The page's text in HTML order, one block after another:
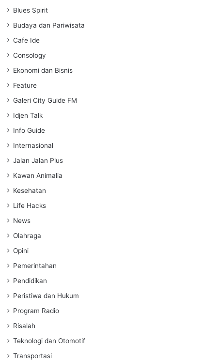
Blues Spirit
Budaya dan Pariwisata
Cafe Ide
Consology
Ekonomi dan Bisnis
Feature
Galeri City Guide FM
Idjen Talk
Info Guide
Internasional
Jalan Jalan Plus
Kawan Animalia
Kesehatan
Life Hacks
News
Olahraga
Opini
Pemerintahan
Pendidikan
Peristiwa dan Hukum
Program Radio
Risalah
Teknologi dan Otomotif
Transportasi